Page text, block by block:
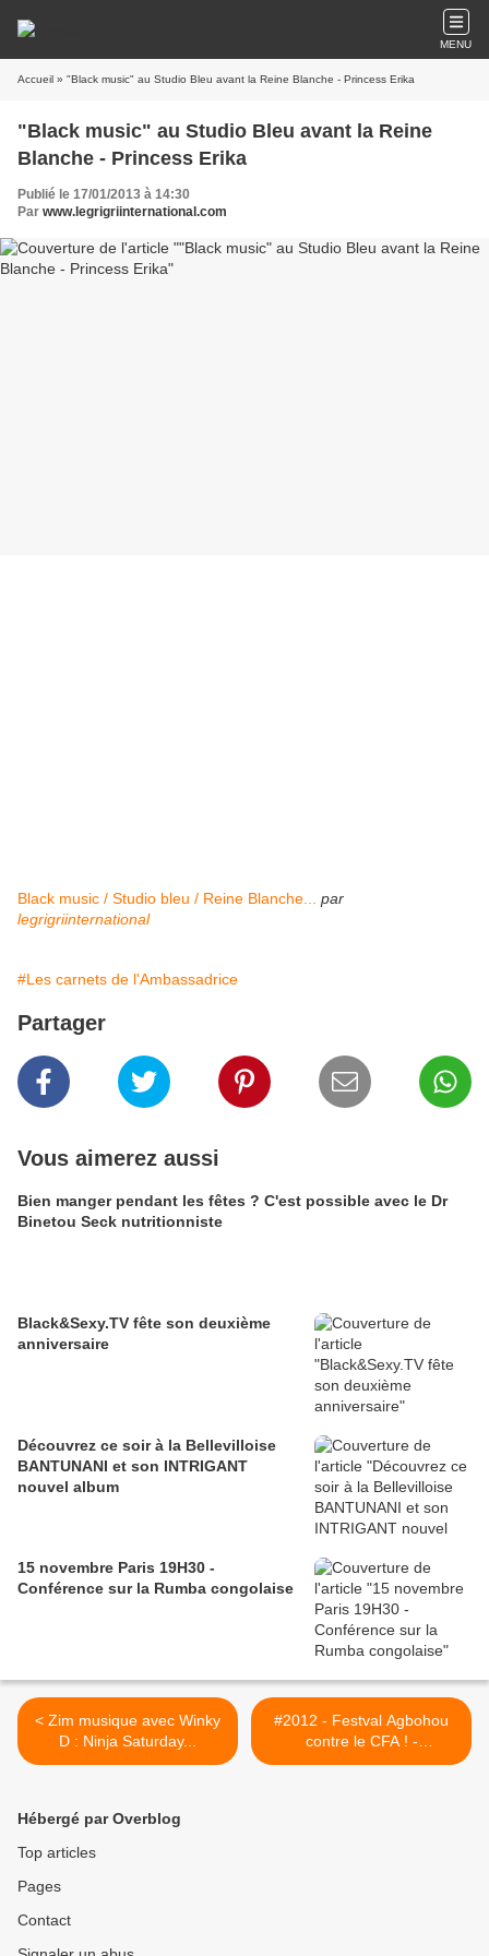
MENU
Accueil » "Black music" au Studio Bleu avant la Reine Blanche - Princess Erika
"Black music" au Studio Bleu avant la Reine
Blanche - Princess Erika
Publié le 17/01/2013 à 14:30
Par www.legrigriinternational.com
Black music / Studio bleu / Reine Blanche...
par
legrigriinternational
#Les carnets de l'Ambassadrice
Partager
Vous aimerez aussi
Bien manger pendant les fêtes ? C'est possible avec le Dr
Binetou Seck nutritionniste
Black&Sexy.TV fête son deuxième
anniversaire
Découvrez ce soir à la Bellevilloise
BANTUNANI et son INTRIGANT
nouvel album
15 novembre Paris 19H30 -
Conférence sur la Rumba congolaise
< Zim musique avec Winky
D : Ninja Saturday...
#2012 - Festval Agbohou
contre le CFA ! -
16/07/2012 >
Hébergé par Overblog
Top articles
Pages
Contact